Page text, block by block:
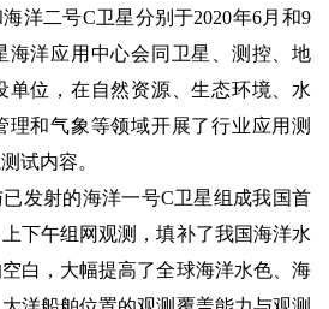
海洋二号C卫星分别于2020年6月和9
海洋应用中心会同卫星、测控、地
单位，在自然资源、生态环境、水
理和气象等领域开展了行业应用测
试内容。
已发射的海洋一号C卫星组成我国首
下午组网观测，填补了我国海洋水
白，大幅提高了全球海洋水色、海